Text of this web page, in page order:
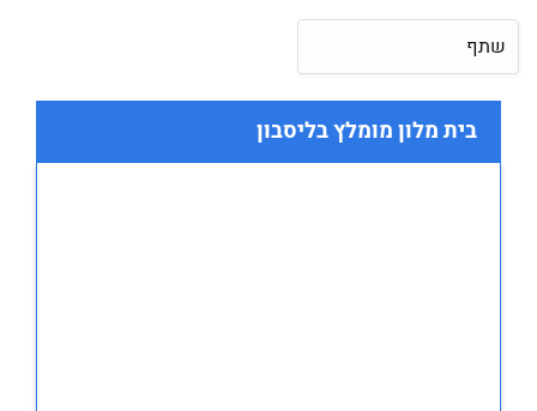
שתף
בית מלון מומלץ בליסבון